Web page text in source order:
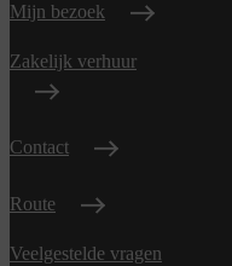
Mijn bezoek
Zakelijk verhuur
Contact
Route
Veelgestelde vragen